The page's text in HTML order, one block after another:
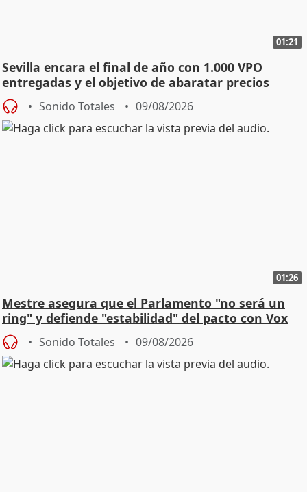
01:21
Sevilla encara el final de año con 1.000 VPO
entregadas y el objetivo de abaratar precios
Sonido Totales 09/08/2026
01:26
Mestre asegura que el Parlamento "no será un
ring" y defiende "estabilidad" del pacto con Vox
Sonido Totales 09/08/2026